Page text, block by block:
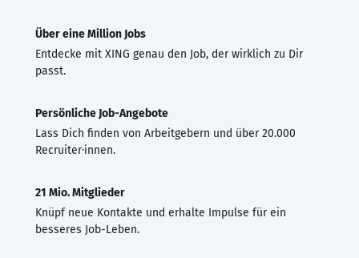
Über eine Million Jobs
Entdecke mit XING genau den Job, der wirklich zu Dir
passt.
Persönliche Job-Angebote
Lass Dich finden von Arbeitgebern und über 20.000
Recruiter·innen.
21 Mio. Mitglieder
Knüpf neue Kontakte und erhalte Impulse für ein
besseres Job-Leben.